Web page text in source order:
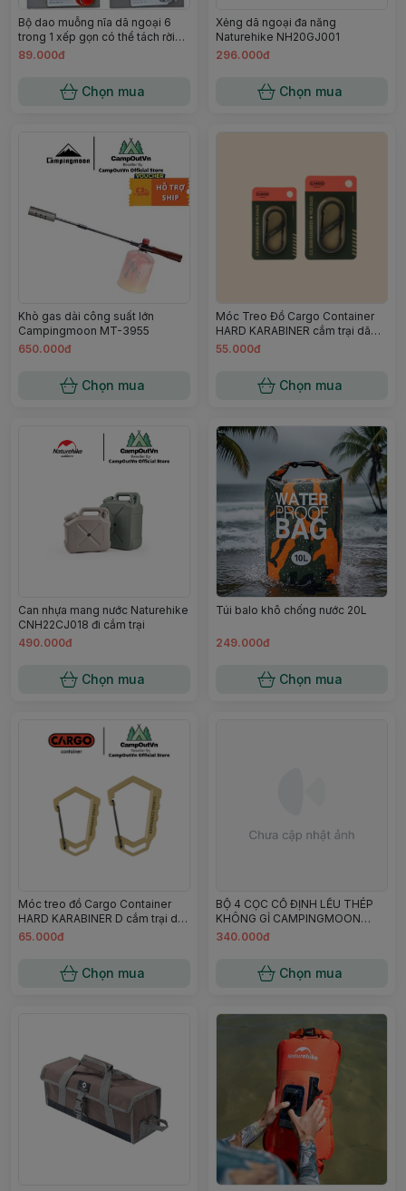
Bộ dao muỗng nĩa dã ngoại 6
trong 1 xếp gọn có thể tách rời
Vultura VTR-TW2402
89.000đ
Chọn mua
Xẻng dã ngoại đa năng
Naturehike NH20GJ001
296.000đ
Chọn mua
Khò gas dài công suất lớn
Campingmoon MT-3955
650.000đ
Chọn mua
Móc Treo Đồ Cargo Container
HARD KARABINER cắm trại dã
ngoại campoutvn A792
55.000đ
Chọn mua
Can nhựa mang nước Naturehike
CNH22CJ018 đi cắm trại
490.000đ
Chọn mua
Túi balo khô chống nước 20L
249.000đ
Chọn mua
Móc treo đồ Cargo Container
HARD KARABINER D cắm trại dã
ngoại campoutvn A793
65.000đ
Chọn mua
BỘ 4 CỌC CỐ ĐỊNH LỀU THÉP
KHÔNG GỈ CAMPINGMOON
R30-4
340.000đ
Chọn mua